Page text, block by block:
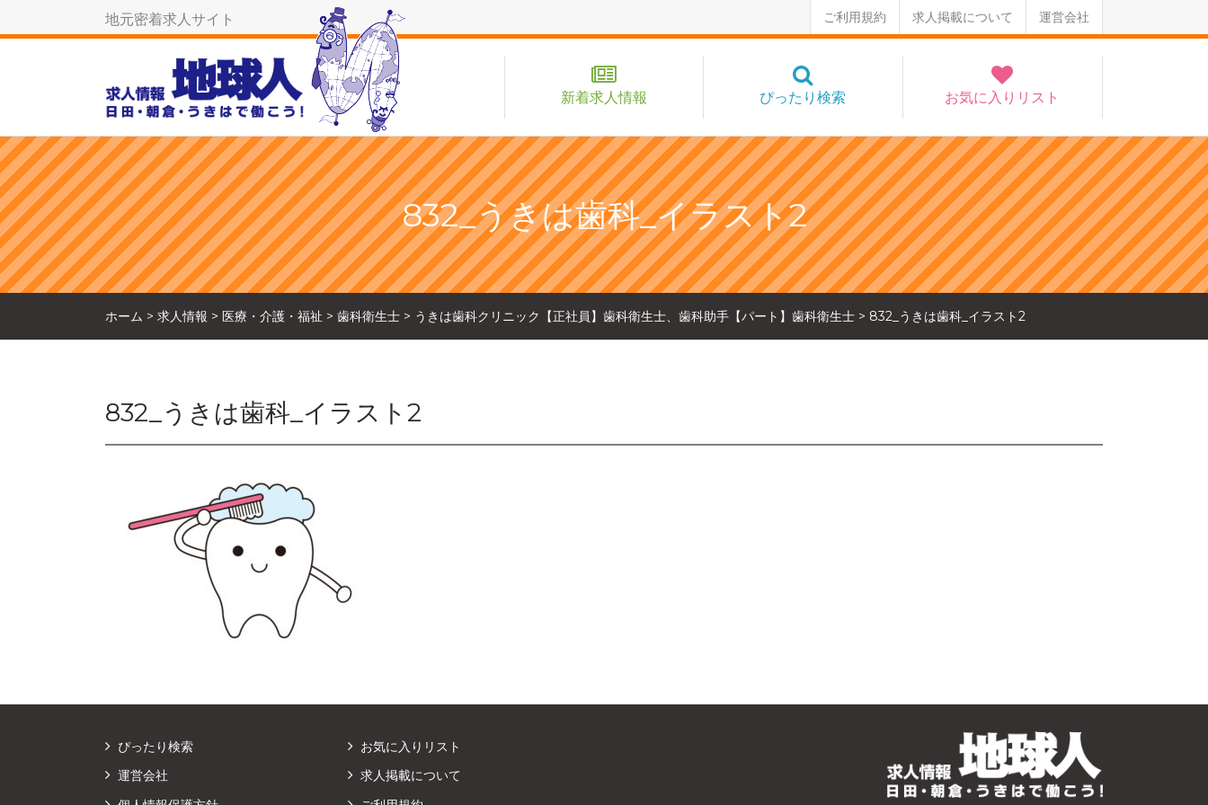
地元密着求人サイト ご利用規約 求人掲載について 運営会社
新着求人情報 ぴったり検索 お気に入りリスト
832_うきは歯科_イラスト2
ホーム > 求人情報 > 医療・介護・福祉 > 歯科衛生士 > うきは歯科クリニック【正社員】歯科衛生士、歯科助手【パート】歯科衛生士 > 832_うきは歯科_イラスト2
832_うきは歯科_イラスト2
ぴったり検索
お気に入りリスト
運営会社
求人掲載について